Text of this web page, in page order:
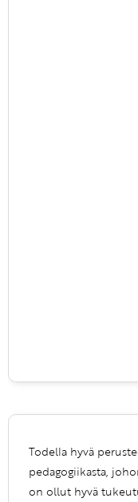
Todella hyvä
pedagogiikasta,
on ollut hyvä